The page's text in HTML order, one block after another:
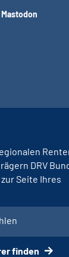
Mastodon
DRV
Seite Ihres
finden